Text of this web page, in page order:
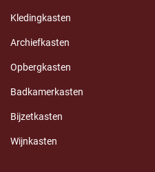
Kledingkasten
Archiefkasten
Opbergkasten
Badkamerkasten
Bijzetkasten
Wijnkasten